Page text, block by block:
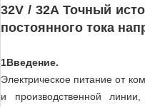
32V / 32A Точный
постоянного тока
1Введение.
Электрическое питание от
и производственной